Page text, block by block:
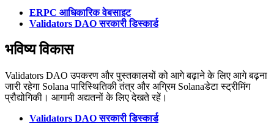
ERPC आधिकारिक वेबसाइट
Validators DAO सरकारी डिस्कार्ड
भविष्य विकास
Validators DAO उपकरण और पुस्तकालयों को आगे बढ़ाने के लिए आगे बढ़ना
जारी रहेगा Solana पारिस्थितिकी तंत्र और अग्रिम Solanaडेटा स्ट्रीमिंग
प्रौद्योगिकी। आगामी अद्यतनों के लिए देखते रहें।
Validators DAO सरकारी डिस्कार्ड